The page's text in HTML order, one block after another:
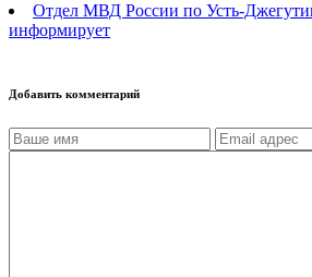
Отдел МВД России по Усть-
информирует
Добавить комментарий